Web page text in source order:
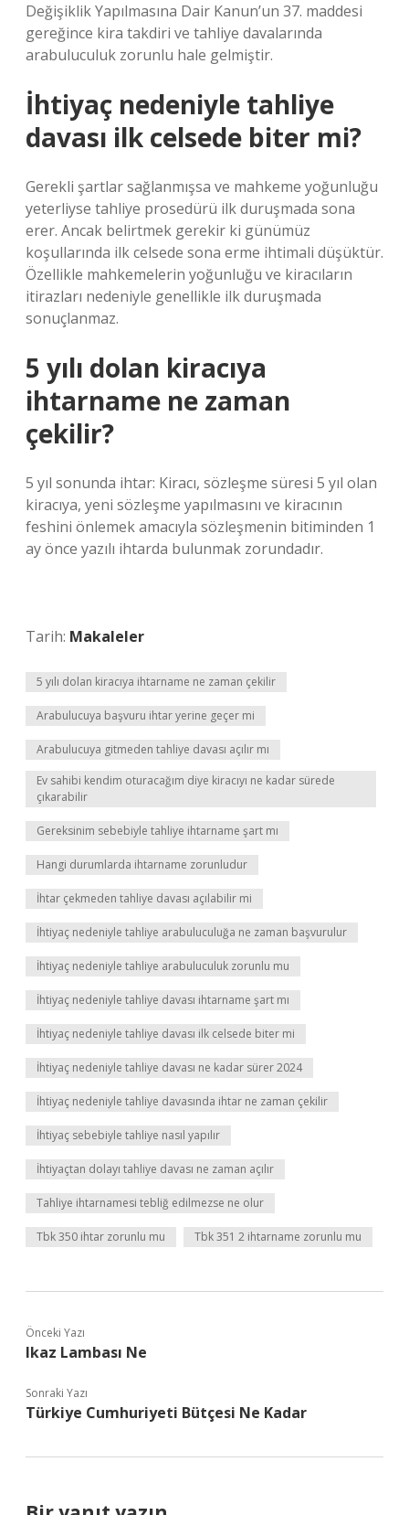
Değişiklik Yapılmasına Dair Kanun’un 37. maddesi
gereğince kira takdiri ve tahliye davalarında
arabuluculuk zorunlu hale gelmiştir.
İhtiyaç nedeniyle tahliye
davası ilk celsede biter mi?
Gerekli şartlar sağlanmışsa ve mahkeme yoğunluğu
yeterliyse tahliye prosedürü ilk duruşmada sona
erer. Ancak belirtmek gerekir ki günümüz
koşullarında ilk celsede sona erme ihtimali düşüktür.
Özellikle mahkemelerin yoğunluğu ve kiracıların
itirazları nedeniyle genellikle ilk duruşmada
sonuçlanmaz.
5 yılı dolan kiracıya
ihtarname ne zaman
çekilir?
5 yıl sonunda ihtar: Kiracı, sözleşme süresi 5 yıl olan
kiracıya, yeni sözleşme yapılmasını ve kiracının
feshini önlemek amacıyla sözleşmenin bitiminden 1
ay önce yazılı ihtarda bulunmak zorundadır.
Tarih: Makaleler
5 yılı dolan kiracıya ihtarname ne zaman çekilir
Arabulucuya başvuru ihtar yerine geçer mi
Arabulucuya gitmeden tahliye davası açılır mı
Ev sahibi kendim oturacağım diye kiracıyı ne kadar sürede
çıkarabilir
Gereksinim sebebiyle tahliye ihtarname şart mı
Hangi durumlarda ihtarname zorunludur
İhtar çekmeden tahliye davası açılabilir mi
İhtiyaç nedeniyle tahliye arabuluculuğa ne zaman başvurulur
İhtiyaç nedeniyle tahliye arabuluculuk zorunlu mu
İhtiyaç nedeniyle tahliye davası ihtarname şart mı
İhtiyaç nedeniyle tahliye davası ilk celsede biter mi
İhtiyaç nedeniyle tahliye davası ne kadar sürer 2024
İhtiyaç nedeniyle tahliye davasında ihtar ne zaman çekilir
İhtiyaç sebebiyle tahliye nasıl yapılır
İhtiyaçtan dolayı tahliye davası ne zaman açılır
Tahliye ihtarnamesi tebliğ edilmezse ne olur
Tbk 350 ihtar zorunlu mu Tbk 351 2 ihtarname zorunlu mu
Önceki Yazı
Ikaz Lambası Ne
Sonraki Yazı
Türkiye Cumhuriyeti Bütçesi Ne Kadar